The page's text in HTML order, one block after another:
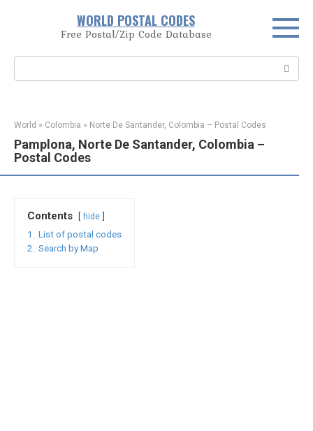
WORLD POSTAL CODES
Free Postal/Zip Code Database
World » Colombia » Norte De Santander, Colombia – Postal Codes
Pamplona, Norte De Santander, Colombia –
Postal Codes
Contents hide
1.
List of postal codes
2.
Search by Map